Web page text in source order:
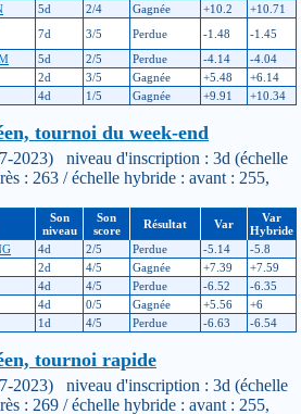
5d 2/4 Gagnée +10.2
+10.71
7d 3/5 Perdue -1.48
-1.45
5d 2/5 Perdue -4.14
-4.04
2d 3/5 Gagnée +5.48
+6.14
4d 1/5 Gagnée +9.91 +10.34
tournoi du week-end
2023) niveau d'inscription : 3d (échelle
: 263 / échelle hybride : avant : 255,
Son
niveau
Son
score
Résultat Var
Var
Hybride
4d 2/5 Perdue -5.14
-5.8
2d 4/5 Gagnée +7.39
+7.59
4d 4/5 Perdue -6.52
-6.35
4d 0/5 Gagnée +5.56
+6
1d 4/5 Perdue -6.63 -6.54
tournoi rapide
2023) niveau d'inscription : 3d (échelle
: 269 / échelle hybride : avant : 255,